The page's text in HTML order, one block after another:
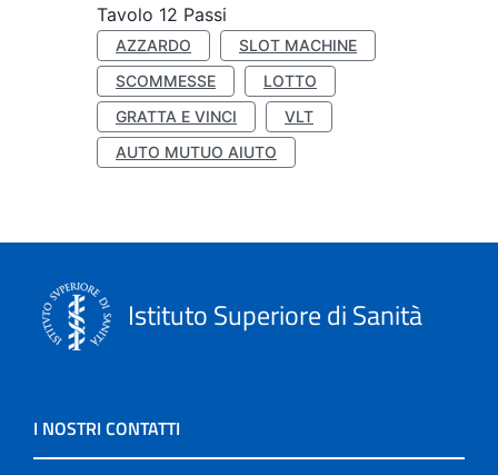
Tavolo 12 Passi
AZZARDO
SLOT MACHINE
SCOMMESSE
LOTTO
GRATTA E VINCI
VLT
AUTO MUTUO AIUTO
Istituto Superiore di Sanità
I NOSTRI CONTATTI